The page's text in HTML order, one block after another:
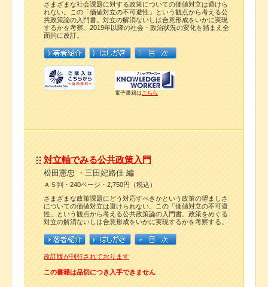
さまざまな社会課題に対する政策についての価値対立は避けら
れない。この「価値対立の不可避性」という観点から考える公
共政策論の入門書。対立の解消ないしは合意形成をいかに実現
するかを考察。2019年以降の社会・政治状況の変化を踏まえ全
面的に改訂。
電子書籍はこちら
対立軸でみる公共政策入門
松田憲忠 ・三田妃路佳 編
Ａ５判・240ページ・2,750円（税込）
さまざまな政策課題にどう対応すべきかという政策の望ましさ
についての価値対立は避けられない。この「価値対立の不可避
性」という観点から考える公共政策論の入門書。政策をめぐる
対立の解消ないしは合意形成をいかに実現するかを考察する。
改訂版が刊行されております
この書籍は品切につき入手できません